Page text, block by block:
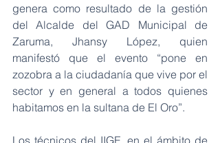
genera como resultado de la gestión
del Alcalde del GAD Municipal de
Zaruma, Jhansy López, quien
manifestó que el evento “pone en
zozobra a la ciudadanía que vive por el
sector y en general a todos quienes
habitamos en la sultana de El Oro”.
Los técnicos del IIGE, en el ámbito de